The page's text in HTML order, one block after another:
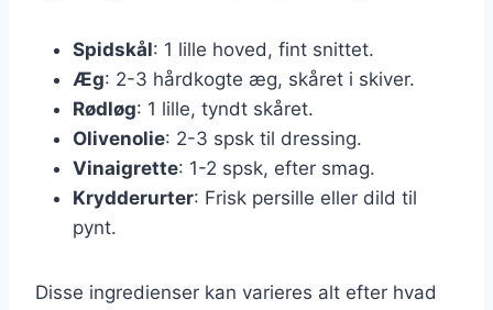
Spidskål: 1 lille hoved, fint snittet.
Æg: 2-3 hårdkogte æg, skåret i skiver.
Rødløg: 1 lille, tyndt skåret.
Olivenolie: 2-3 spsk til dressing.
Vinaigrette: 1-2 spsk, efter smag.
Krydderurter: Frisk persille eller dild til
pynt.
Disse ingredienser kan varieres alt efter hvad